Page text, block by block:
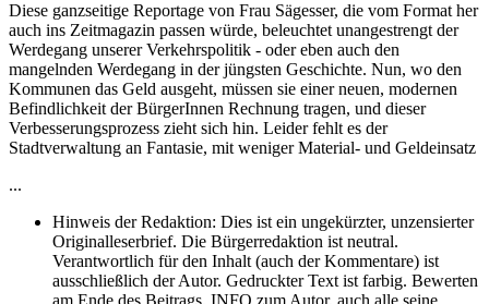
Diese ganzseitige Reportage von Frau Sägesser, die vom Format her
auch ins Zeitmagazin passen würde, beleuchtet unangestrengt der
Werdegang unserer Verkehrspolitik - oder eben auch den
mangelnden Werdegang in der jüngsten Geschichte. Nun, wo den
Kommunen das Geld ausgeht, müssen sie einer neuen, modernen
Befindlichkeit der BürgerInnen Rechnung tragen, und dieser
Verbesserungsprozess zieht sich hin. Leider fehlt es der
Stadtverwaltung an Fantasie, mit weniger Material- und Geldeinsatz
...
Hinweis der Redaktion: Dies ist ein ungekürzter, unzensierter
Originalleserbrief. Die Bürgerredaktion ist neutral.
Verantwortlich für den Inhalt (auch der Kommentare) ist
ausschließlich der Autor. Gedruckter Text ist farbig. Bewerten
am Ende des Beitrags. INFO zum Autor, auch alle seine